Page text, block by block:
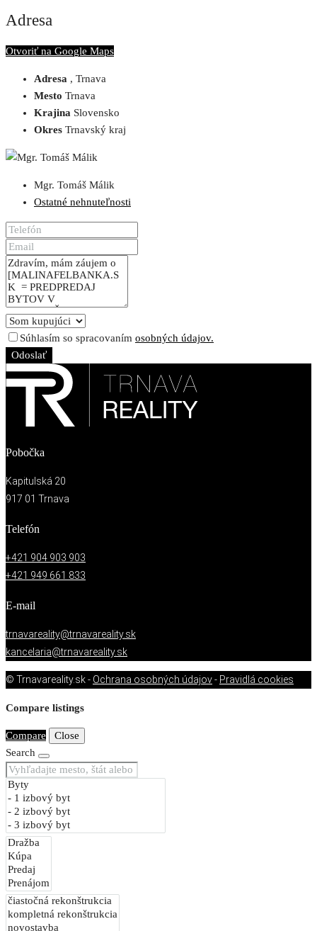
Adresa
Otvoriť na Google Maps
Adresa , Trnava
Mesto Trnava
Krajina Slovensko
Okres Trnavský kraj
Mgr. Tomáš Málik
Ostatné nehnuteľnosti
Súhlasím so spracovaním osobných údajov.
Odoslať
Pobočka
Kapitulská 20
917 01 Trnava
Telefón
+421 904 903 903
+421 949 661 833
E-mail
trnavareality@trnavareality.sk
kancelaria@trnavareality.sk
© Trnavareality.sk - Ochrana osobných údajov- Pravidlá cookies
Compare listings
Compare
Close
Search